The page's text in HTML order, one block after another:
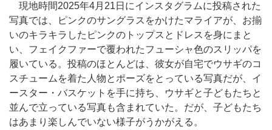
現地時間2025年4月21日にインスタグラムに投稿された
写真では、ピンクのサングラスをかけたマライアが、お揃
いのキラキラしたピンクのトップスとドレスを身にまと
い、フェイクファーで覆われたフューシャ色のスリッパを
履いている。投稿のほとんどは、彼女が自宅でウサギのコ
スチュームを着た人物とポーズをとっている写真だが、イ
ースター・バスケットを手に持ち、ウサギと子どもたちと
並んで立っている写真も含まれていた。だが、子どもたち
はあまり楽しんでいない様子がうかがえる。